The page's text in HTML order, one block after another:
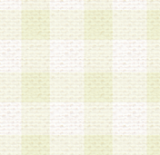
目的で個人情報を利
で利用するものとし
営
品、調査サンプル品
の問い合わせなどへ
務